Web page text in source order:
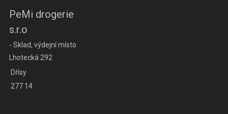
PeMi drogerie
s.r.o
- Sklad, výdejní místo
Lhotecká 292
Dřísy
277 14